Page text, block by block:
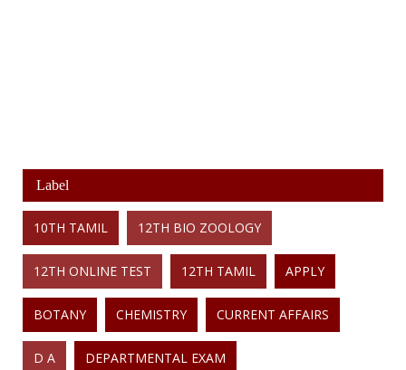
Label
10TH TAMIL 12TH BIO ZOOLOGY
12TH ONLINE TEST 12TH TAMIL APPLY
BOTANY CHEMISTRY CURRENT AFFAIRS
D A DEPARTMENTAL EXAM